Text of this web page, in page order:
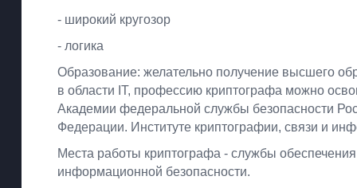
- широкий кругозор
- логика
Образование: желательно получение высшего
в области IT, профессию криптографа можно
Академии федеральной службы безопасности
Федерации. Институте криптографии, связи и
Места работы криптографа - службы обеспечения
информационной безопасности.